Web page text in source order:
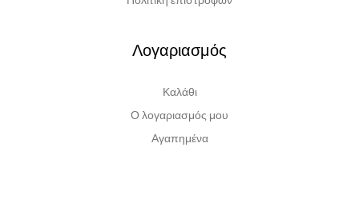
Λογαριασμός
Καλάθι
Ο λογαριασμός μου
Αγαπημένα